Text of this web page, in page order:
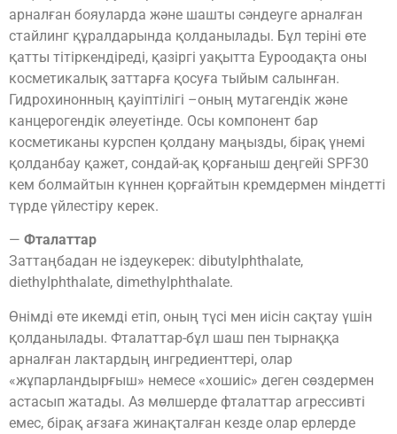
арналған бояуларда және шашты сәндеуге арналған
стайлинг құралдарында қолданылады. Бұл теріні өте
қатты тітіркендіреді, қазіргі уақытта Еуроодақта оны
косметикалық заттарға қосуға тыйым салынған.
Гидрохинонның қауіптілігі –оның мутагендік және
канцерогендік әлеуетінде. Осы компонент бар
косметиканы курспен қолдану маңызды, бірақ үнемі
қолданбау қажет, сондай-ақ қорғаныш деңгейі SPF30
кем болмайтын күннен қорғайтын кремдермен міндетті
түрде үйлестіру керек.
— Фталаттар
Заттаңбадан не іздеукерек: dibutylphthalate,
diethylphthalate, dimethylphthalate.
Өнімді өте икемді етіп, оның түсі мен иісін сақтау үшін
қолданылады. Фталаттар-бұл шаш пен тырнаққа
арналған лактардың ингредиенттері, олар
«жұпарландырғыш» немесе «хошиіс» деген сөздермен
астасып жатады. Аз мөлшерде фталаттар агрессивті
емес, бірақ ағзаға жинақталған кезде олар ерлерде